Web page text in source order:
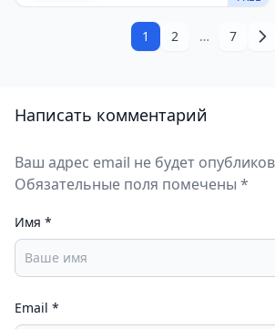
1 2 … 7
Написать комментарий
Ваш адрес email не будет
Обязательные поля помечены *
Имя *
Email *